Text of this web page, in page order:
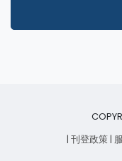
| 刊登政策|